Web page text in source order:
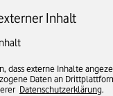
Inhalt
dass externe Inhalte
Daten an
Datenschutzerklärung.